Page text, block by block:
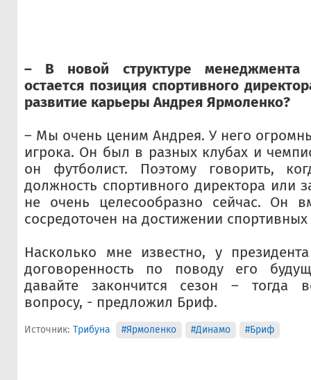
– В новой структуре менеджмента
остается позиция спортивного
развитие карьеры Андрея Ярмоленко?
– Мы очень ценим Андрея. У него
игрока. Он был в разных клубах и
он футболист. Поэтому говорить,
должность спортивного директора или
не очень целесообразно сейчас. Он
сосредоточен на достижении спортивных
Насколько мне известно, у
договоренность по поводу его
давайте закончится сезон – тогда
вопросу, - предложил Бриф.
Источник: Трибуна #Ярмоленко #Динамо #Бриф